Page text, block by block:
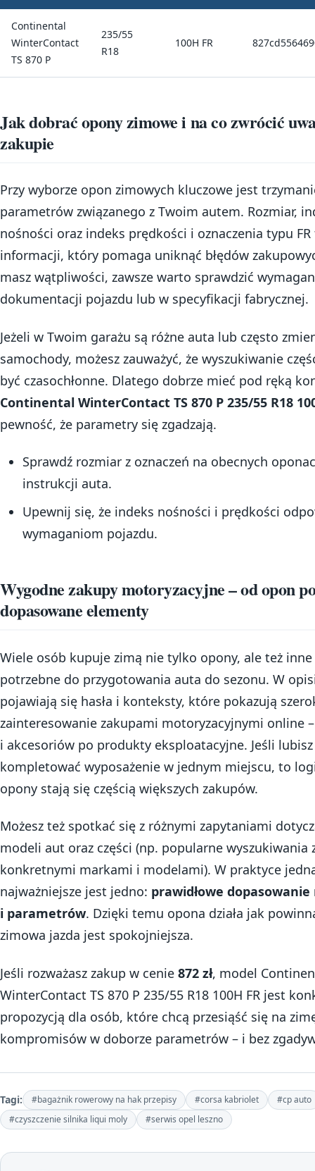
Continental
WinterContact
TS 870 P
235/55
R18
100H FR
Jak dobrać opony zimowe i na co zwrócić
zakupie
Przy wyborze opon zimowych kluczowe jest
parametrów związanego z Twoim autem. Rozmiar,
nośności oraz indeks prędkości i oznaczenia typu
informacji, który pomaga uniknąć błędów
masz wątpliwości, zawsze warto sprawdzić
dokumentacji pojazdu lub w specyfikacji fabrycznej.
Jeżeli w Twoim garażu są różne auta lub często
samochody, możesz zauważyć, że wyszukiwanie
być czasochłonne. Dlatego dobrze mieć pod ręką
Continental WinterContact TS 870 P 235/55 R18
pewność, że parametry się zgadzają.
Sprawdź rozmiar z oznaczeń na obecnych
instrukcji auta.
Upewnij się, że indeks nośności i prędkości
wymaganiom pojazdu.
Wygodne zakupy motoryzacyjne – od opon
dopasowane elementy
Wiele osób kupuje zimą nie tylko opony, ale też inne
potrzebne do przygotowania auta do sezonu. W
pojawiają się hasła i konteksty, które pokazują
zainteresowanie zakupami motoryzacyjnymi online
i akcesoriów po produkty eksploatacyjne. Jeśli lubisz
kompletować wyposażenie w jednym miejscu, to
opony stają się częścią większych zakupów.
Możesz też spotkać się z różnymi zapytaniami
modeli aut oraz części (np. popularne wyszukiwania
konkretnymi markami i modelami). W praktyce
najważniejsze jest jedno: prawidłowe
i parametrów. Dzięki temu opona działa jak
zimowa jazda jest spokojniejsza.
Jeśli rozważasz zakup w cenie 872 zł, model
WinterContact TS 870 P 235/55 R18 100H FR jest
propozycją dla osób, które chcą przesiąść się na
kompromisów w doborze parametrów – i bez
Tagi: #bagażnik rowerowy na hak przepisy #corsa kabriolet
#cp auto
#czyszczenie silnika liqui moly
#serwis opel leszno